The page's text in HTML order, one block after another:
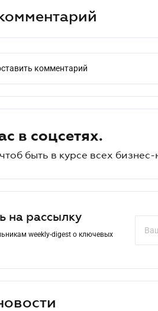
комментарий
в соцсетях.
быть в курсе всех бизнес-
на рассылку
weekly-digest о ключевых